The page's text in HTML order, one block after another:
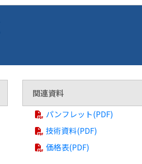
関連資料
パンフレット(PDF)
技術資料(PDF)
価格表(PDF)